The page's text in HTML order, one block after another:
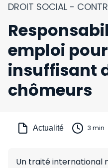
DROIT SOCIAL -
emploi
insuffisant
chômeurs
Actualité 3 min
Un traité international